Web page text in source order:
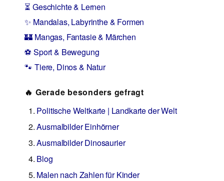
⏳ Geschichte & Lernen
✨ Mandalas, Labyrinthe & Formen
🏰 Mangas, Fantasie & Märchen
⚽ Sport & Bewegung
🐾 Tiere, Dinos & Natur
🔥 Gerade besonders gefragt
Politische Weltkarte | Landkarte der Welt
Ausmalbilder Einhörner
Ausmalbilder Dinosaurier
Blog
Malen nach Zahlen für Kinder